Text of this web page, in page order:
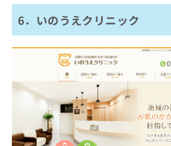
6．いのうえクリニック